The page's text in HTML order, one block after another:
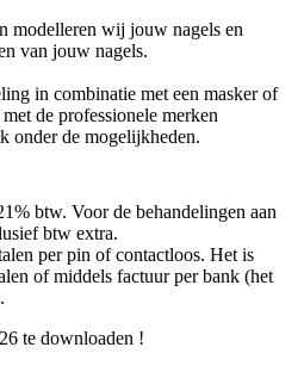
modelleren wij jouw nagels en
van jouw nagels.
in combinatie met een masker of
de professionele merken
onder de mogelijkheden.
btw. Voor de behandelingen aan
btw extra.
per pin of contactloos. Het is
of middels factuur per bank (het
te downloaden !